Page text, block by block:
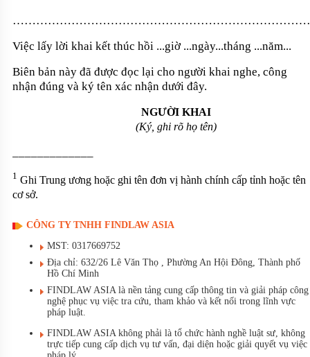
Việc lấy lời khai kết thúc hồi ...giờ ...ngày...tháng ...năm...
Biên bản này đã được đọc lại cho người khai nghe, công
nhận đúng và ký tên xác nhận dưới đây.
NGƯỜI KHAI
(Ký, ghi rõ họ tên)
1 Ghi Trung ương hoặc ghi tên đơn vị hành chính cấp tỉnh hoặc tên
cơ sở.
CÔNG TY TNHH FINDLAW ASIA
MST: 0317669752
Địa chỉ: 632/26 Lê Văn Thọ , Phường An Hội Đông, Thành phố
Hồ Chí Minh
FINDLAW ASIA là nền tảng cung cấp thông tin và giải pháp công
nghệ phục vụ việc tra cứu, tham khảo và kết nối trong lĩnh vực
pháp luật.
FINDLAW ASIA không phải là tổ chức hành nghề luật sư, không
trực tiếp cung cấp dịch vụ tư vấn, đại diện hoặc giải quyết vụ việc